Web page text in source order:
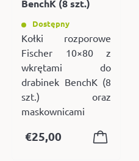
BenchK (8 szt.)
Dostępny
Kołki rozporowe
Fischer 10×80 z
wkrętami do
drabinek BenchK (8
szt.) oraz
maskownicami
€25,00